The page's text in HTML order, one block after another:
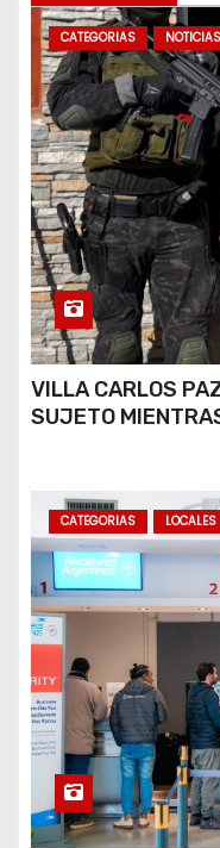
CATEGORIAS NOTICIAS
VILLA CARLOS
SUJETO
CATEGORIAS LOCALES